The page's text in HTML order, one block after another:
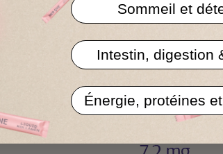
Sommeil et
Intestin, digestion
Énergie, protéines